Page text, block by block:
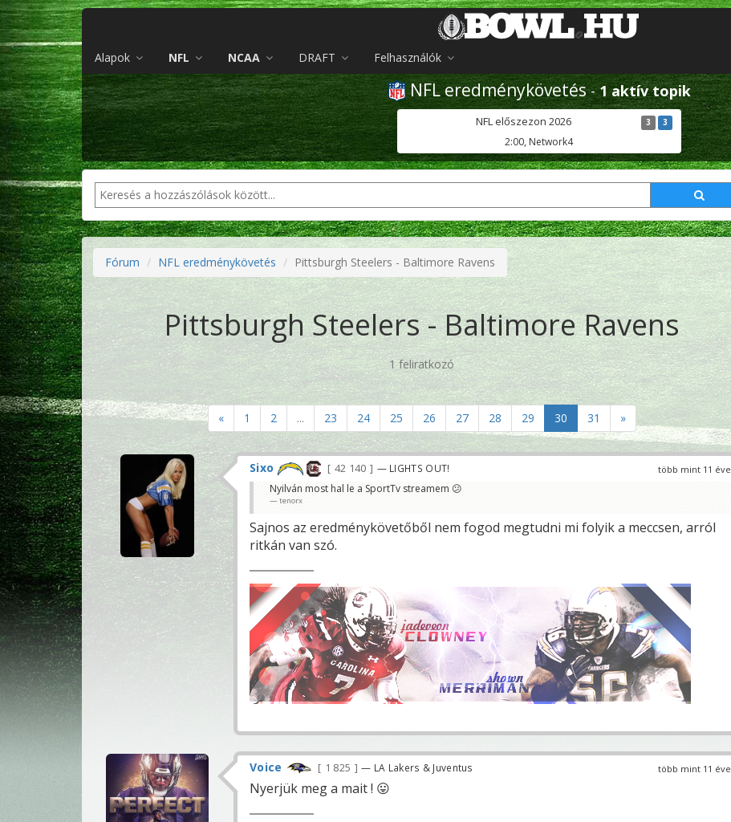
Alapok NFL NCAA DRAFT Felhasználók
NFL eredménykövetés -1 aktív topik
NFL előszezon 2026 3 3
2:00, Network4
Fórum NFL eredménykövetés Pittsburgh Steelers - Baltimore Ravens
Pittsburgh Steelers - Baltimore Ravens
1 feliratkozó
« 1 2 ... 23 24 25 26 27 28 29 30 31 »
több mint 11 éve
Sixo 42 140 — LIGHTS OUT!
Nyilván most hal le a SportTv streamem 😕
tenorx
Sajnos az eredménykövetőből nem fogod megtudni mi folyik a meccsen, arról
ritkán van szó.
több mint 11 éve
Voice 1 825 — LA Lakers & Juventus
Nyerjük meg a mait ! 😛